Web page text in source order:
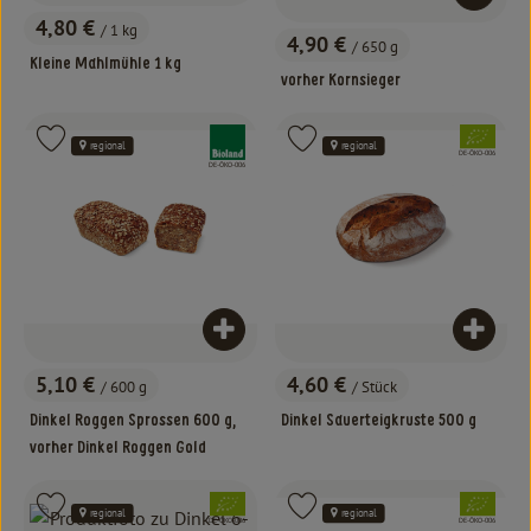
, Preis:
4,80 € / 1 kg
Kleine Mahlmühle 1 kg , Preis:
4,90 € / 650 g
vorher Kornsieger
, Preis:
5,10 € / 600 g
Dinkel Roggen Sprossen 600 g,
vorher Dinkel Roggen Gold
Produkt zum Warenkorb hinzufügen
, Kontrollstelle:
DE-ÖKO-006
regional
Produkt zu Favouriten hinzufügen
, Preis:
4,60 € / Stück
Dinkel Sauerteigkruste 500 g
, Verband:
, Kontrollstelle:
DE-ÖKO-006
regional
Produkt zu Favouriten hinzufügen
, Verband:
, Kontrollstelle:
DE-ÖKO-006
regional
Produkt zu Favouriten hinzufügen
, Verband:
, Kontrollstelle:
DE-ÖKO-006
regional
Produkt zu Favouriten hinzufügen